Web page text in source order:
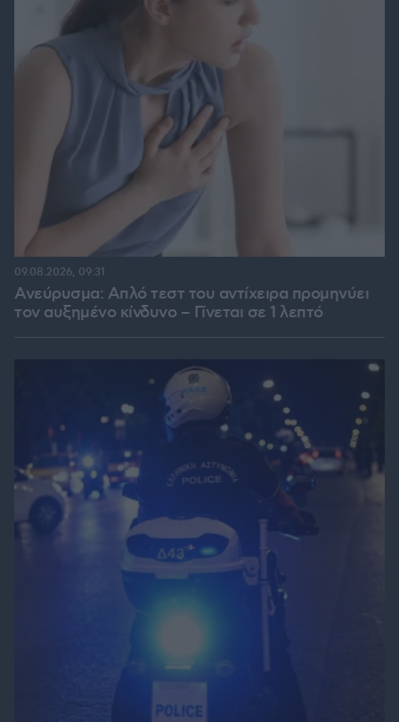
Ανεύρυσμα: Απλό τεστ του αντίχειρα προμηνύει
τον αυξημένο κίνδυνο – Γίνεται σε 1 λεπτό
09.08.2026, 09:31